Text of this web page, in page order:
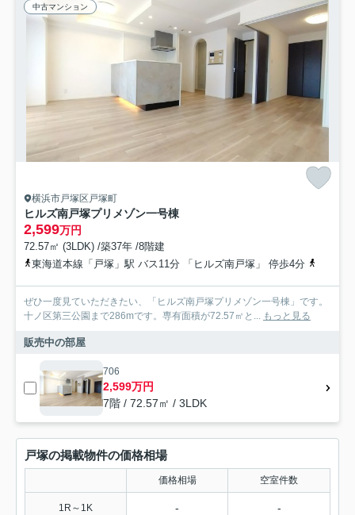
中古マンション
横浜市戸塚区戸塚町
ヒルズ南戸塚プリメゾン一号棟
2,599万円
72.57㎡ (3LDK) /築37年 /8階建
東海道本線「戸塚」駅 バス11分 「ヒルズ南戸塚」 停歩4分
ぜひ一度見ていただきたい、「ヒルズ南戸塚プリメゾン一号棟」です。
十ノ区第三公園まで286mです。専有面積が72.57㎡と... もっと見る
販売中の部屋
706
2,599万円
7階 / 72.57㎡ / 3LDK
戸塚の掲載物件の価格相場
価格相場 空室件数
1R～1K - -